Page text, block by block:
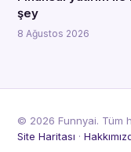
şey
8 Ağustos 2026
© 2026 Funnyai. Tüm
Site Haritası ·